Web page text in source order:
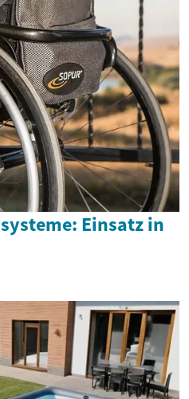
Einsatz in